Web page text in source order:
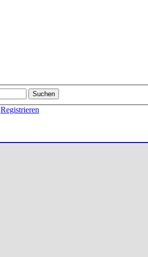
Registrieren